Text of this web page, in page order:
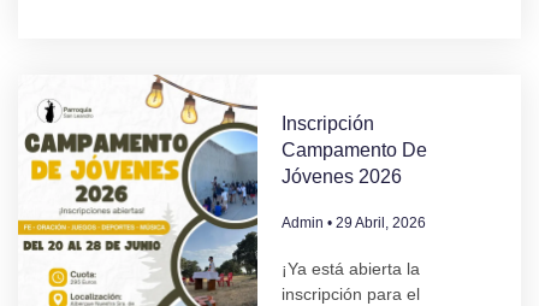
Inscripción
Campamento De
Jóvenes 2026
Admin 29 Abril, 2026
¡Ya está abierta la
inscripción para el